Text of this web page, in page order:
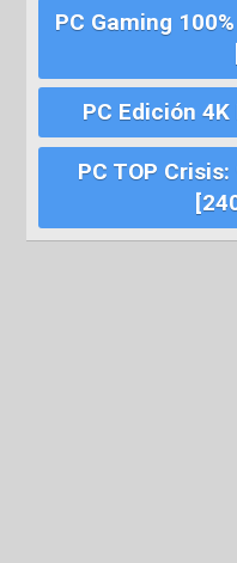
PC Gaming
PC Edición
PC TOP